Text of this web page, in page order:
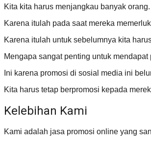
Kita kita harus menjangkau banyak
Karena itulah pada saat mereka
Karena itulah untuk sebelumnya kita
Mengapa sangat penting untuk
Ini karena promosi di sosial media ini
Kita harus tetap berpromosi kepada
Kelebihan Kami
Kami adalah jasa promosi online yang